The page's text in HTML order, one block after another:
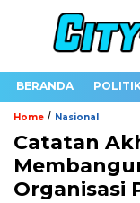
BERANDA
Home / Nasional
Catatan
Organisasi